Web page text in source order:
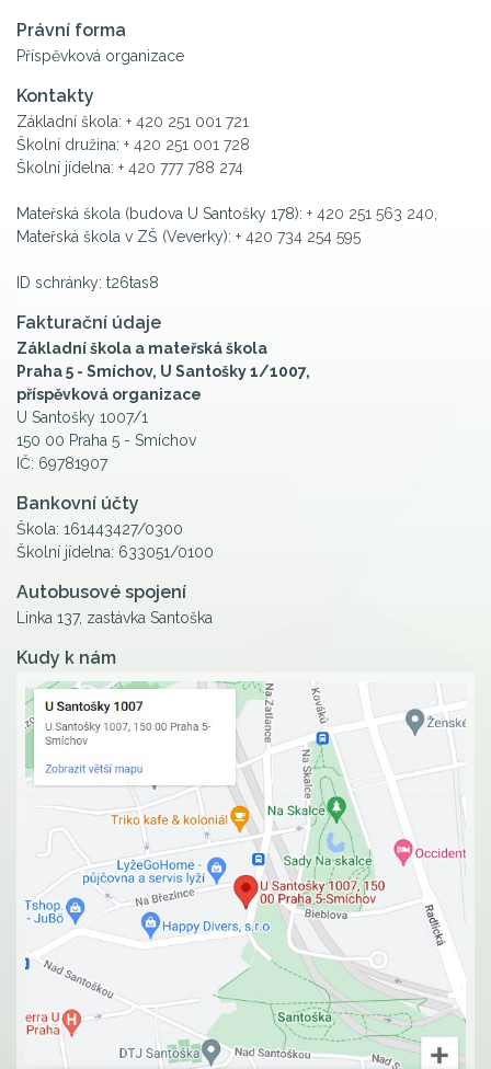
Právní forma
Příspěvková organizace
Kontakty
Základní škola: + 420 251 001 721
Školní družina: + 420 251 001 728
Školní jídelna: + 420 777 788 274
Mateřská škola (budova U Santošky 178): + 420 251 563 240
Mateřská škola v ZŠ (Veverky): + 420 734 254 595
ID schránky: t26tas8
Fakturační údaje
Základní škola a mateřská škola
Praha 5 - Smíchov, U Santošky 1/1007,
příspěvková organizace
U Santošky 1007/1
150 00 Praha 5 - Smíchov
IČ: 69781907
Bankovní účty
Škola: 161443427/0300
Školní jídelna: 633051/0100
Autobusové spojení
Linka 137, zastávka Santoška
Kudy k nám